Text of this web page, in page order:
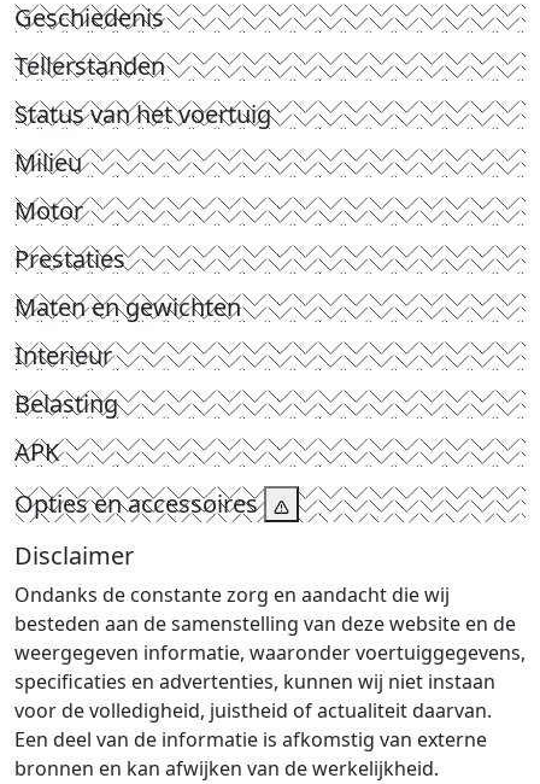
Geschiedenis
Tellerstanden
Status van het voertuig
Milieu
Motor
Prestaties
Maten en gewichten
Interieur
Belasting
APK
Opties en accessoires
Disclaimer
Ondanks de constante zorg en aandacht die wij
besteden aan de samenstelling van deze website en de
weergegeven informatie, waaronder voertuiggegevens,
specificaties en advertenties, kunnen wij niet instaan
voor de volledigheid, juistheid of actualiteit daarvan.
Een deel van de informatie is afkomstig van externe
bronnen en kan afwijken van de werkelijkheid.